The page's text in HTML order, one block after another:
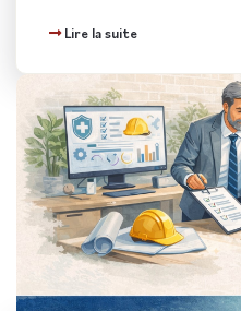
Lire la suite